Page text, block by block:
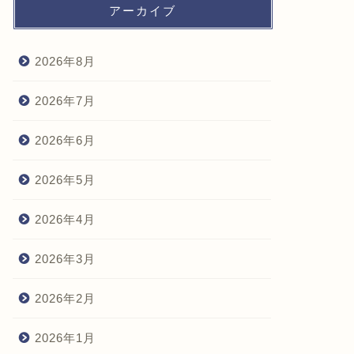
アーカイブ
2026年8月
2026年7月
2026年6月
2026年5月
2026年4月
2026年3月
2026年2月
2026年1月